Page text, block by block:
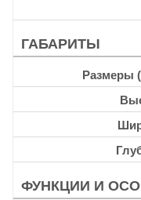
ГАБАРИТЫ
Размеры
ФУНКЦИИ И